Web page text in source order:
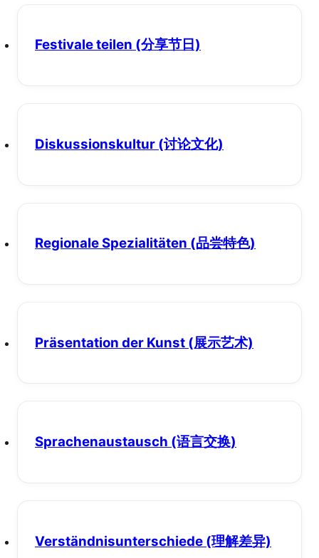
Festivale teilen (分享节日)
Diskussionskultur (讨论文化)
Regionale Spezialitäten (品尝特色)
Präsentation der Kunst (展示艺术)
Sprachenaustausch (语言交换)
Verständnisunterschiede (理解差异)